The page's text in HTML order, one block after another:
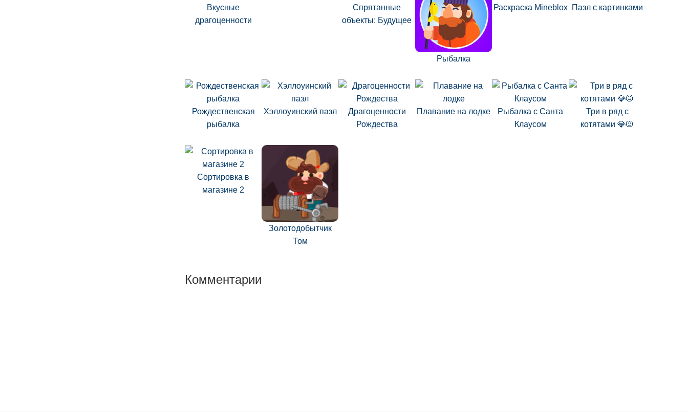
Вкусные
драгоценности
Спрятанные
объекты: Будущее
Рыбалка
Раскраска Mineblox Пазл с картинками
Рождественская
рыбалка
Хэллоуинский пазл
Драгоценности
Рождества
Плавание на лодке
Рыбалка с Санта
Клаусом
Три в ряд с
котятами 💎🐱
Сортировка в
магазине 2
Золотодобытчик
Том
Комментарии